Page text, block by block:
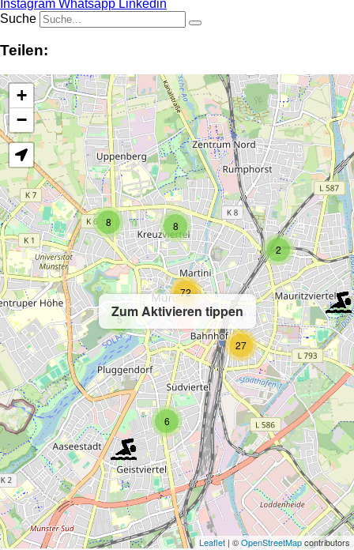
Instagram Whatsapp Linkedin
Suche
Teilen:
Zum Aktivieren tippen
2
8
6
8
27
5
72
+
−
Leaflet | ©OpenStreetMapcontributors